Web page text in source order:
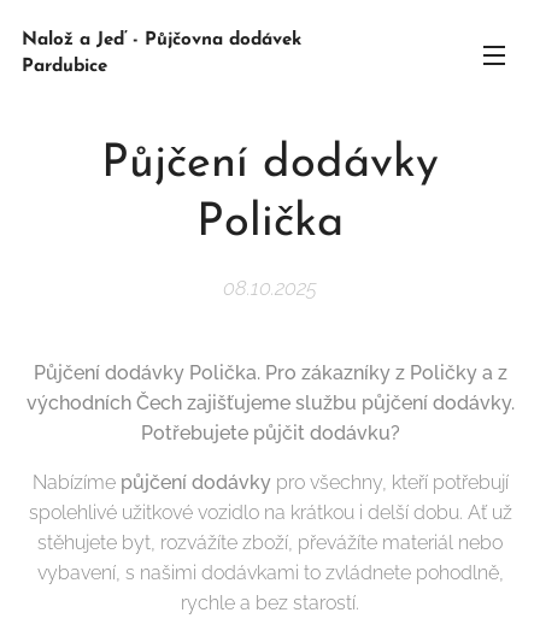
Nalož a Jeď - Půjčovna dodávek
Pardubice
Půjčení dodávky
Polička
08.10.2025
Půjčení dodávky Polička. Pro zákazníky z Poličky a z
východních Čech zajišťujeme službu půjčení dodávky.
Potřebujete půjčit dodávku?
Nabízíme půjčení dodávky pro všechny, kteří potřebují
spolehlivé užitkové vozidlo na krátkou i delší dobu. Ať už
stěhujete byt, rozvážíte zboží, převážíte materiál nebo
vybavení, s našimi dodávkami to zvládnete pohodlně,
rychle a bez starostí.